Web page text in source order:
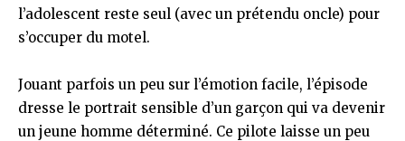
l’adolescent reste seul (avec un prétendu oncle) pour
s’occuper du motel.
Jouant parfois un peu sur l’émotion facile, l’épisode
dresse le portrait sensible d’un garçon qui va devenir
un jeune homme déterminé. Ce pilote laisse un peu